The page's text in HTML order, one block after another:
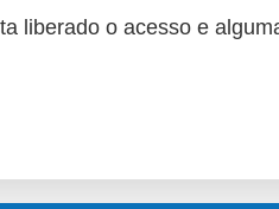
liberado o acesso e